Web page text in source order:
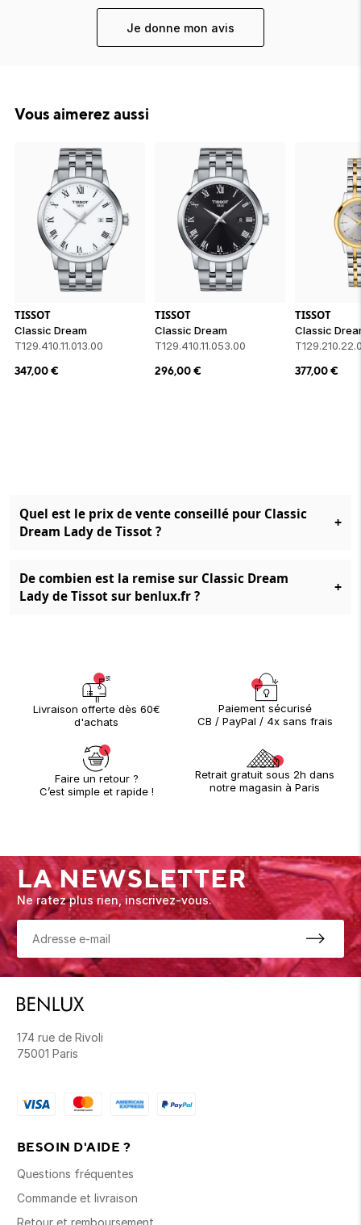
Je donne mon avis
Vous aimerez aussi
TISSOT
Classic Dream
T129.410.11.013.00
347,00€
TISSOT
Classic Dream
T129.410.11.053.00
296,00€
TISSOT
Classic
377,00€
Quel est le prix de vente conseillé pour Classic
Dream Lady de Tissot ?
+
De combien est la remise sur Classic Dream
Lady de Tissot sur benlux.fr ?
+
Livraison offerte dès 60€
d'achats
Paiement sécurisé
CB / PayPal / 4x sans frais
Faire un retour ?
C’est simple et rapide !
Retrait gratuit sous 2h dans
notre magasin à Paris
LA NEWSLETTER
Ne ratez plus rien, inscrivez-vous.
174 rue de Rivoli
75001 Paris
BESOIN D'AIDE ?
Questions fréquentes
Commande et livraison
Retour et remboursement